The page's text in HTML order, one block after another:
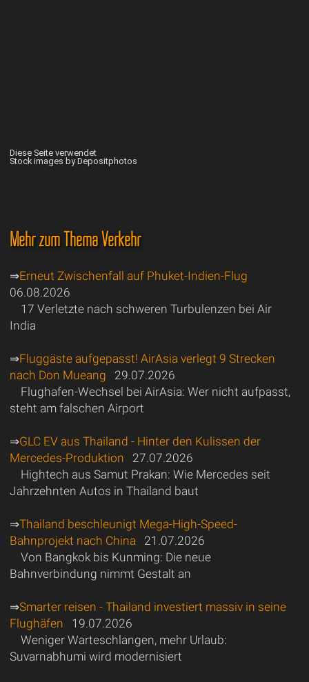
Diese Seite verwendet
Stock images by Depositphotos
Mehr zum Thema Verkehr
⇒Erneut Zwischenfall auf Phuket-Indien-Flug
06.08.2026
17 Verletzte nach schweren Turbulenzen bei Air
India
⇒Fluggäste aufgepasst! AirAsia verlegt 9 Strecken
nach Don Mueang 29.07.2026
Flughafen-Wechsel bei AirAsia: Wer nicht aufpasst,
steht am falschen Airport
⇒GLC EV aus Thailand - Hinter den Kulissen der
Mercedes-Produktion 27.07.2026
Hightech aus Samut Prakan: Wie Mercedes seit
Jahrzehnten Autos in Thailand baut
⇒Thailand beschleunigt Mega-High-Speed-
Bahnprojekt nach China 21.07.2026
Von Bangkok bis Kunming: Die neue
Bahnverbindung nimmt Gestalt an
⇒Smarter reisen - Thailand investiert massiv in seine
Flughäfen 19.07.2026
Weniger Warteschlangen, mehr Urlaub:
Suvarnabhumi wird modernisiert